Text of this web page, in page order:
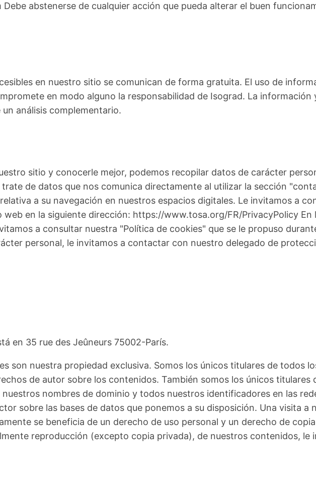
abstenerse de cualquier acción que pueda alterar el buen
en nuestro sitio se comunican de forma gratuita. El uso de
en modo alguno la responsabilidad de Isograd. La
análisis complementario.
sitio y conocerle mejor, podemos recopilar datos de carácter
de datos que nos comunica directamente al utilizar la sección
a su navegación en nuestros espacios digitales. Le invitamos a
en la siguiente dirección: https://www.tosa.org/FR/PrivacyPolicy En
a consultar nuestra "Política de cookies" que se le propuso
personal, le invitamos a contactar con nuestro delegado de
en 35 rue des Jeûneurs 75002-París.
son nuestra propiedad exclusiva. Somos los únicos titulares de todos
de autor sobre los contenidos. También somos los únicos titulares
nombres de dominio y todos nuestros identificadores en las
sobre las bases de datos que ponemos a su disposición. Una visita
se beneficia de un derecho de uso personal y un derecho de
reproducción (excepto copia privada), de nuestros contenidos, le